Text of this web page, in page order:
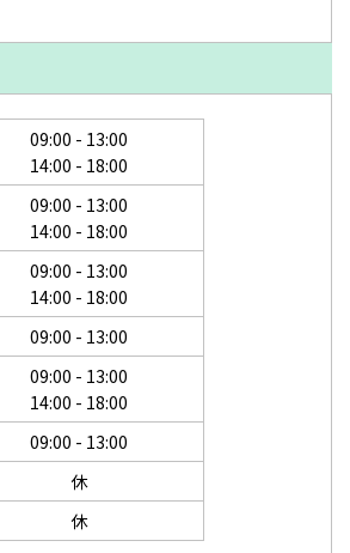
09:00 - 13:00
14:00 - 18:00
09:00 - 13:00
14:00 - 18:00
09:00 - 13:00
14:00 - 18:00
09:00 - 13:00
09:00 - 13:00
14:00 - 18:00
09:00 - 13:00
休
休